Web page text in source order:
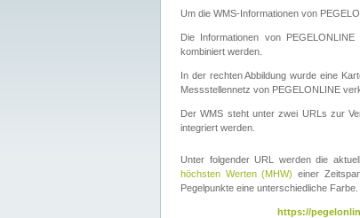
Um die WMS-Informationen von
Die Informationen von
kombiniert werden.
In der rechten Abbildung wurde eine
Messstellennetz von PEGELONLINE
Der WMS steht unter zwei URLs zur
integriert werden.
Unter folgender URL werden die
höchsten Werten (MHW) einer
Pegelpunkte eine unterschiedliche
https://